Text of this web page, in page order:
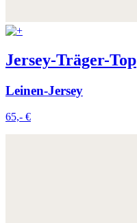
Jersey-Träger-Top
Leinen-Jersey
65,- €